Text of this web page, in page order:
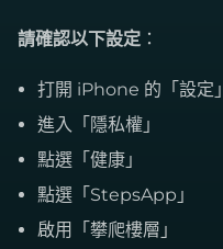
請確認以下設定 ：
打開 iPhone 的「設定」
進入「隱私權」
點選「健康」
點選「StepsApp」
啟用「攀爬樓層」